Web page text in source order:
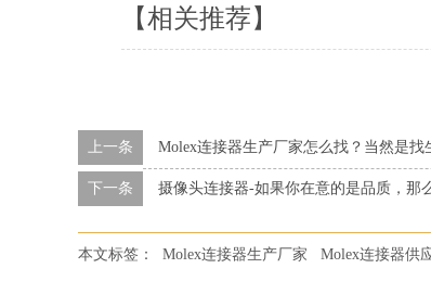
【相关推荐】
上一条 Molex连接器生产厂家怎么找？当然是找
下一条 摄像头连接器-如果你在意的是品质，那
本文标签： Molex连接器生产厂家 Molex连接器供